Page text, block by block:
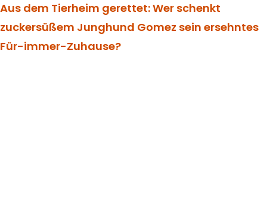
Aus dem Tierheim gerettet: Wer schenkt
zuckersüßem Junghund Gomez sein ersehntes
Für-immer-Zuhause?